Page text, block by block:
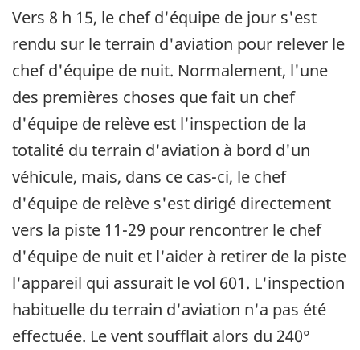
Vers 8 h 15, le chef d'équipe de jour s'est
rendu sur le terrain d'aviation pour relever le
chef d'équipe de nuit. Normalement, l'une
des premières choses que fait un chef
d'équipe de relève est l'inspection de la
totalité du terrain d'aviation à bord d'un
véhicule, mais, dans ce cas-ci, le chef
d'équipe de relève s'est dirigé directement
vers la piste 11-29 pour rencontrer le chef
d'équipe de nuit et l'aider à retirer de la piste
l'appareil qui assurait le vol 601. L'inspection
habituelle du terrain d'aviation n'a pas été
effectuée. Le vent soufflait alors du 240°